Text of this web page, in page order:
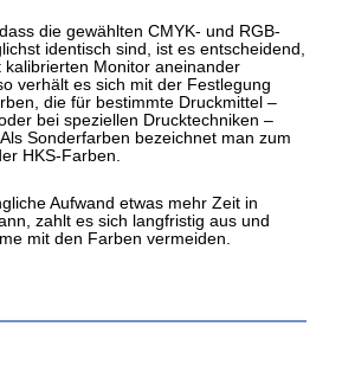
die gewählten CMYK- und RGB-
identisch sind, ist es entscheidend,
Monitor aneinander
verhält es sich mit der Festlegung
die für bestimmte Druckmittel –
bei speziellen Drucktechniken –
Sonderfarben bezeichnet man zum
HKS-Farben.
Aufwand etwas mehr Zeit in
zahlt es sich langfristig aus und
mit den Farben vermeiden.